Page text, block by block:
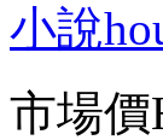
小說
市場價